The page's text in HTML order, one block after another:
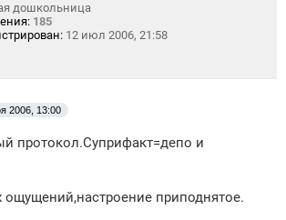
дошкольница
185
12 июл 2006, 21:58
2006, 13:00
протокол.Суприфакт=депо и
ощущений,настроение приподнятое.